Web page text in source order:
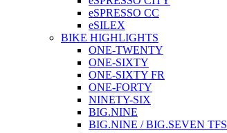
eSPRESSO CC
eSILEX
BIKE HIGHLIGHTS
ONE-TWENTY
ONE-SIXTY
ONE-SIXTY FR
ONE-FORTY
NINETY-SIX
BIG.NINE
BIG.NINE / BIG.SEVEN TFS